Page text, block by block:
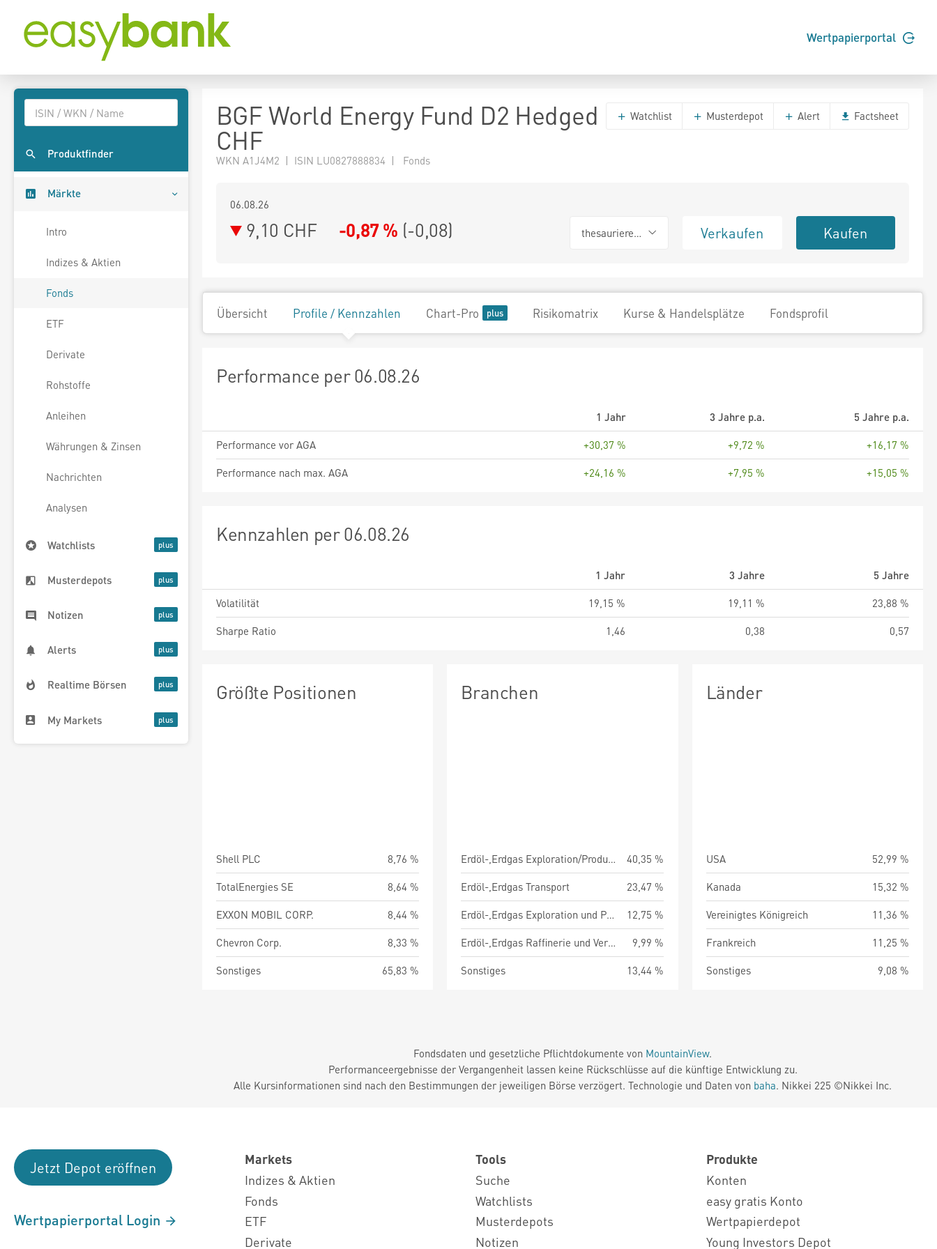
Wertpapierportal
Produktfinder
Märkte
Intro
Indizes & Aktien
Fonds
ETF
Derivate
Rohstoffe
Anleihen
Währungen & Zinsen
Nachrichten
Analysen
Watchlists
Musterdepots
Notizen
Alerts
Realtime Börsen
My Markets
BGF World Energy Fund D2 Hedged
CHF
WKN A1J4M2 | ISIN LU0827888834 | Fonds
Watchlist Musterdepot Alert Factsheet
06.08.26
9,10 CHF -0,87 % (-0,08) thesaurierend Verkaufen Kaufen
Übersicht Profile / Kennzahlen Chart-Pro Risikomatrix Kurse & Handelsplätze Fondsprofil
Performance per 06.08.26
1 Jahr 3 Jahre p.a.
5 Jahre p.a.
Performance vor AGA
+30,37 % +9,72 %
+16,17 %
Performance nach max. AGA
+24,16 % +7,95 % +15,05 %
Kennzahlen per 06.08.26
1 Jahr 3 Jahre
5 Jahre
Volatilität
19,15 % 19,11 %
23,88 %
Sharpe Ratio
1,46 0,38 0,57
Größte Positionen
Shell PLC
8,76 %
TotalEnergies SE
8,64 %
EXXON MOBIL CORP.
8,44 %
Chevron Corp.
8,33 %
Sonstiges
65,83 %
Branchen
Erdöl-,Erdgas Exploration/Produktion/Raffinerie/Vermarktung
40,35 %
Erdöl-,Erdgas Transport
23,47 %
Erdöl-,Erdgas Exploration und Produktion
12,75 %
Erdöl-,Erdgas Raffinerie und Vermarktung
9,99 %
Sonstiges
13,44 %
Länder
USA
52,99 %
Kanada
15,32 %
Vereinigtes Königreich
11,36 %
Frankreich
11,25 %
Sonstiges
9,08 %
Fondsdaten und gesetzliche Pflichtdokumente von MountainView.
Performanceergebnisse der Vergangenheit lassen keine Rückschlüsse auf die künftige Entwicklung zu.
Alle Kursinformationen sind nach den Bestimmungen der jeweiligen Börse verzögert. Technologie und Daten von baha. Nikkei 225 ©Nikkei Inc.
Jetzt Depot eröffnen
Wertpapierportal Login
Markets
Indizes & Aktien
Fonds
ETF
Derivate
Tools
Suche
Watchlists
Musterdepots
Notizen
Produkte
Konten
easy gratis Konto
Wertpapierdepot
Young Investors Depot